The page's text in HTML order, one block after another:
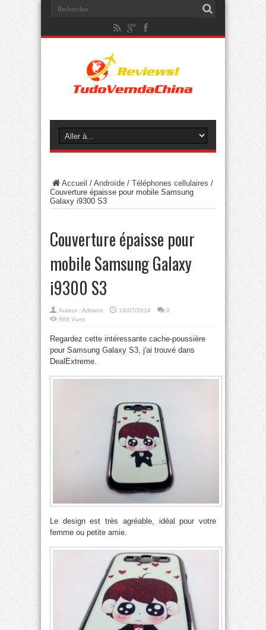
Accueil / Androïde / Téléphones cellulaires /
Couverture épaisse pour mobile Samsung
Galaxy i9300 S3
Couverture épaisse pour
mobile Samsung Galaxy
i9300 S3
Auteur : Adriano 16/07/2014
0
969 Vues
Regardez cette intéressante cache-poussière
pour Samsung Galaxy S3, j'ai trouvé dans
DealExtreme.
Le design est très agréable, idéal pour votre
femme ou petite amie.